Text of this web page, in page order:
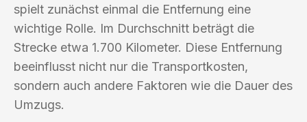
spielt zunächst einmal die Entfernung eine
wichtige Rolle. Im Durchschnitt beträgt die
Strecke etwa 1.700 Kilometer. Diese Entfernung
beeinflusst nicht nur die Transportkosten,
sondern auch andere Faktoren wie die Dauer des
Umzugs.